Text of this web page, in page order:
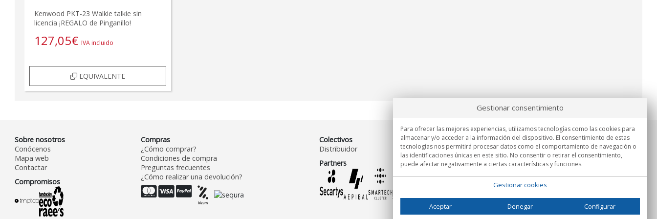
Kenwood PKT-23 Walkie talkie sin
licencia ¡REGALO de Pinganillo!
127,05€ IVA incluido
EQUIVALENTE
Sobre nosotros
Conócenos
Mapa web
Contactar
Compromisos
Compras
¿Cómo comprar?
Condiciones de compra
Preguntas frecuentes
¿Cómo realizar una devolución?
Colectivos
Distribuidor
Partners
Información
Lu.-Vi. 9:00h - 15:00h.
Entrega en
Gestionar consentimiento
Para ofrecer las mejores experiencias, utilizamos tecnologías como las cookies para
almacenar y/o acceder a la información del dispositivo. El consentimiento de estas
tecnologías nos permitirá procesar datos como el comportamiento de navegación o
las identificaciones únicas en este sitio. No consentir o retirar el consentimiento,
puede afectar negativamente a ciertas características y funciones.
Gestionar cookies
Aceptar Denegar Configurar